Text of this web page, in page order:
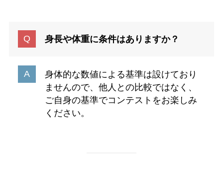
身長や体重に条件はありますか？
身体的な数値による基準は設けており
ませんので、他人との比較ではなく、
ご自身の基準でコンテストをお楽しみ
ください。